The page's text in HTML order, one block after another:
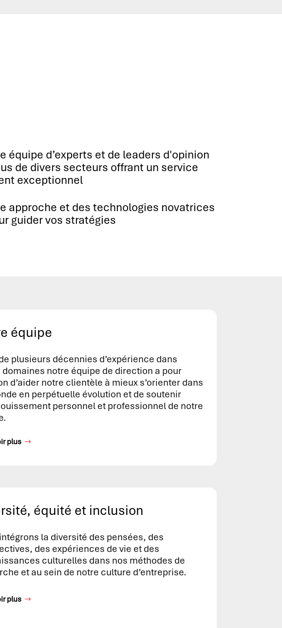
équipe d’experts et de leaders d'opinion
de divers secteurs offrant un service
exceptionnel
approche et des technologies novatrices
guider vos stratégies
équipe
plusieurs décennies d’expérience dans
domaines notre équipe de direction a pour
d’aider notre clientèle à mieux s’orienter dans
en perpétuelle évolution et de soutenir
personnel et professionnel de notre
plus
équité et inclusion
la diversité des pensées, des
des expériences de vie et des
culturelles dans nos méthodes de
et au sein de notre culture d’entreprise.
plus